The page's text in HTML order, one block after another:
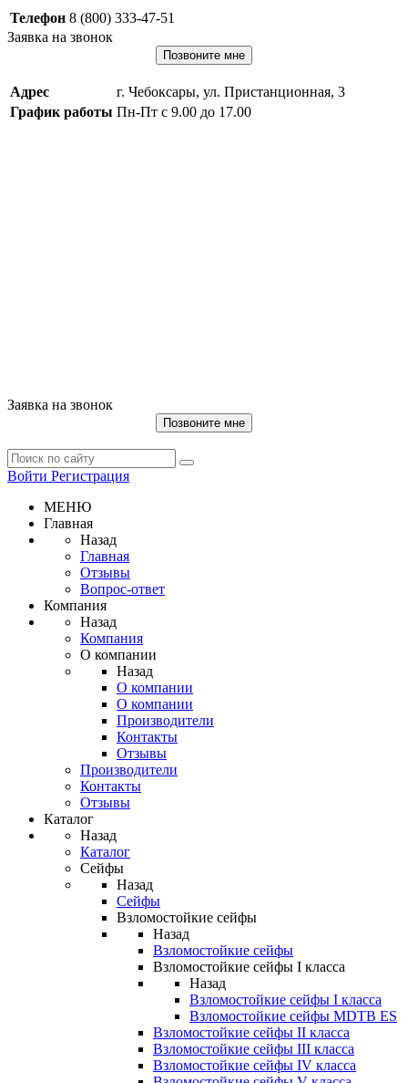
Телефон 8 (800) 333-47-51
Заявка на звонок
Позвоните мне
Адрес
г. Чебоксары, ул. Пристанционная, 3
График работы Пн-Пт с 9.00 до 17.00
Заявка на звонок
Позвоните мне
Войти Регистрация
МЕНЮ
Главная
Назад
Главная
Отзывы
Вопрос-ответ
Компания
Назад
Компания
О компании
Назад
О компании
О компании
Производители
Контакты
Отзывы
Производители
Контакты
Отзывы
Каталог
Назад
Каталог
Сейфы
Назад
Сейфы
Взломостойкие сейфы
Назад
Взломостойкие сейфы
Взломостойкие сейфы I класса
Назад
Взломостойкие сейфы I класса
Взломостойкие сейфы MDTB ES
Взломостойкие сейфы II класса
Взломостойкие сейфы III класса
Взломостойкие сейфы IV класса